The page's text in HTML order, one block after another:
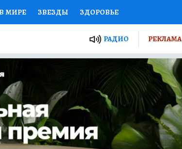
МИРЕ ЗВЕЗДЫ ЗДОРОВЬЕ
ПРОЕКТЫ РОССИИ
ЖЕНСКИЕ СЕКРЕТЫ ПУТЕВОДИТЕЛЬ
ДЕФИЦИТ ЖЕЛЕЗА ТУРИЗМ
У НАС ГИД ПОТРЕБИТЕЛЯ ВСЕ О КП
РАДИО РЕКЛАМА